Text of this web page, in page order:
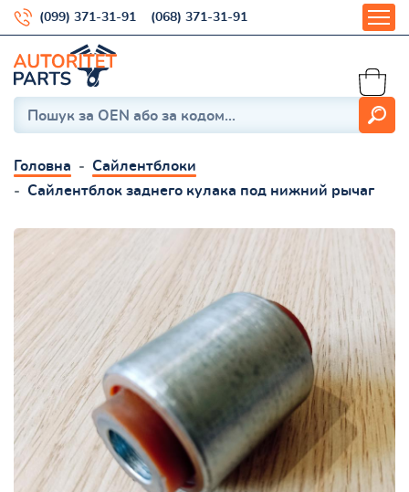
(099) 371-31-91 (068) 371-31-91
Головна
Сайлентблоки
Сайлентблок заднего кулака под нижний рычаг